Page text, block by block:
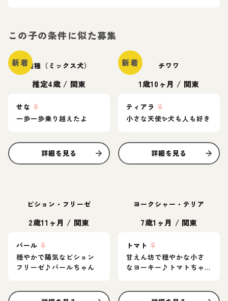
この子の条件に似た募集
新着雑種（ミックス犬）
推定4歳 / 関東
せな ♀
一歩一歩乗り越えたよ
詳細を見る
新着 チワワ
1歳10ヶ月 / 関東
ティアラ ♀
小さな天使✨️犬も人も好き
詳細を見る
ビション・フリーゼ
2歳11ヶ月 / 関東
パール ♀
穏やかで陽気なビション
フリーゼ♪パールちゃん
ヨークシャー・テリア
7歳1ヶ月 / 関東
トマト ♀
甘えん坊で穏やかな小さ
なヨーキー♪トマトちゃ